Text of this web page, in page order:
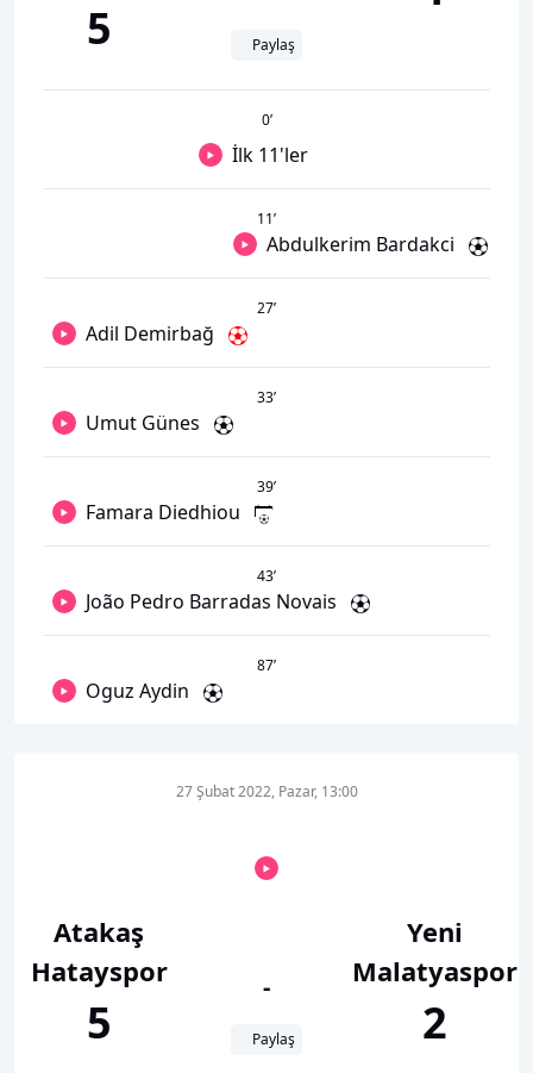
5 Paylaş
0’
İlk 11'ler
11’
Abdulkerim Bardakci
27’
Adil Demirbağ
33’
Umut Günes
39’
Famara Diedhiou
43’
João Pedro Barradas Novais
87’
Oguz Aydin
Atakaş
Hatayspor
5
27 Şubat 2022, Pazar, 13:00
-
Paylaş
Yeni
Malatyaspor
2